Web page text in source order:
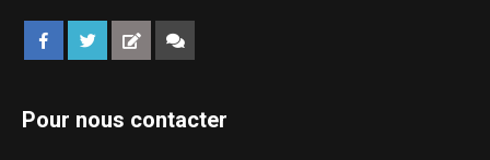
Pour nous contacter